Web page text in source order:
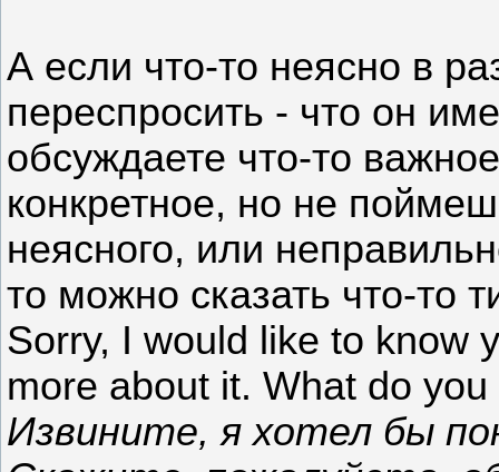
А если что-то неясно в
переспросить - что он
обсуждаете что-то
конкретное, но не
неясного, или
то можно сказать что-то
Sorry, I would like to know
more about it. What do
Извините, я хотел бы